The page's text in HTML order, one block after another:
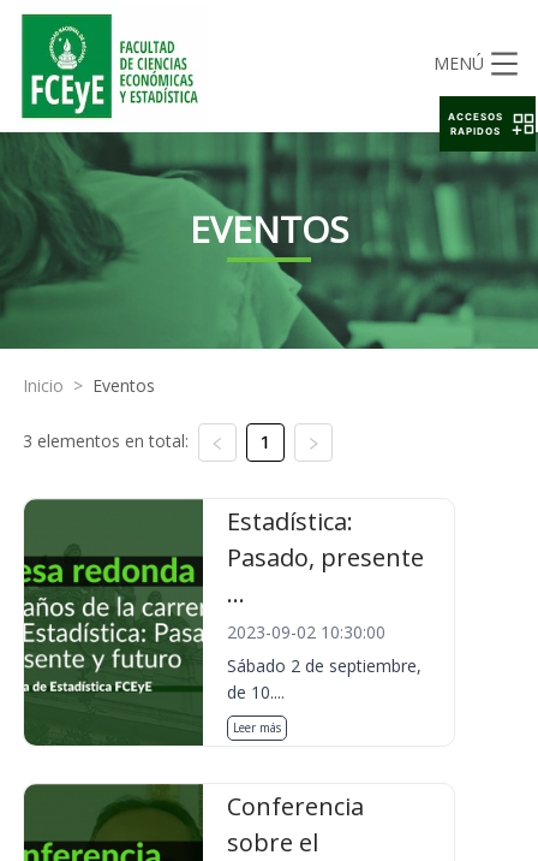
MENÚ
EVENTOS
Inicio > Eventos
3 elementos en total: 1
Estadística:
Pasado, presente
...
2023-09-02 10:30:00
Sábado 2 de septiembre,
de 10....
Leer más
Conferencia
sobre el
ACCESOS
RAPIDOS